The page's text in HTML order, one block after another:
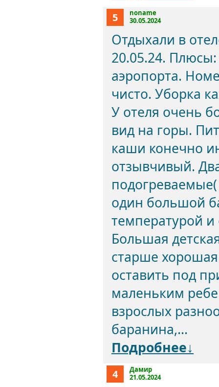
5
noname
30.05.2024
Отдыхали в
20.05.24.
аэропорта.
чисто. Уборка
У отеля очень
вид на горы.
каши конечно
отзывчивый.
один большой
температурой
Большая
старше
оставить под
маленьким
взрослых
баранина,...
Подробнее↓
4
Дамир
21.05.2024